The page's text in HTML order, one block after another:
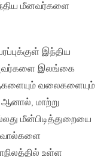
மீனவர்களை
இந்திய
இலங்கை
வலைகளையும்
ஆனால், மாற்று
மீன்பிடித்துறையை
உள்ள